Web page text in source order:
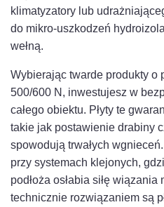
klimatyzatory lub
do mikro-uszkodzeń
wełną.
Wybierając twarde produkty o
500/600 N, inwestujesz w
całego obiektu. Płyty te
takie jak postawienie drabiny
spowodują trwałych
przy systemach klejonych,
podłoża osłabia siłę
technicznie rozwiązaniem są